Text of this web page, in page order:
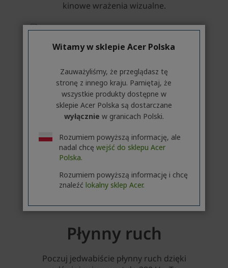
Witamy w sklepie Acer Polska
Zauważyliśmy, że przeglądasz tę
stronę z innego kraju. Pamiętaj, że
wszystkie produkty dostępne w
sklepie Acer Polska są dostarczane
wyłącznie w granicach Polski.
Rozumiem powyższą informację, ale
nadal chcę wejść do sklepu Acer
Polska.
Rozumiem powyższą informację i chcę
znaleźć lokalny sklep Acer.